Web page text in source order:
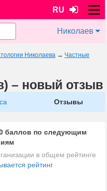
RU
Николаев
Николаева → Частные
– новый отзыв
Отзывы
баллов по следующим
в общем рейтинге
рейтинг